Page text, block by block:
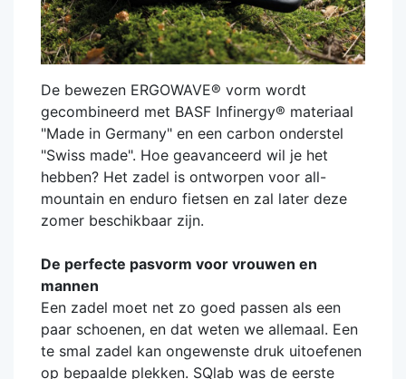
De bewezen ERGOWAVE® vorm wordt
gecombineerd met BASF Infinergy® materiaal
"Made in Germany" en een carbon onderstel
"Swiss made". Hoe geavanceerd wil je het
hebben? Het zadel is ontworpen voor all-
mountain en enduro fietsen en zal later deze
zomer beschikbaar zijn.
De perfecte pasvorm voor vrouwen en
mannen
Een zadel moet net zo goed passen als een
paar schoenen, en dat weten we allemaal. Een
te smal zadel kan ongewenste druk uitoefenen
op bepaalde plekken. SQlab was de eerste